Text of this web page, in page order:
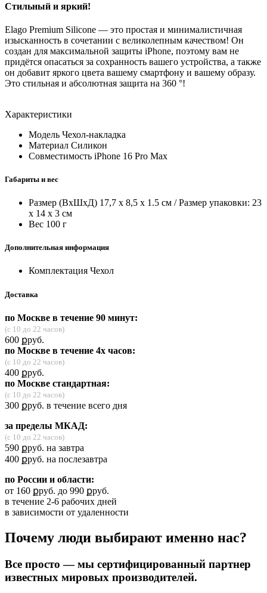
Стильный и яркий!
Elago Premium Silicone — это простая и минималистичная
изысканность в сочетании с великолепным качеством! Он
создан для максимальной защиты iPhone, поэтому вам не
придётся опасаться за сохранность вашего устройства, а также
он добавит яркого цвета вашему смартфону и вашему образу.
Это стильная и абсолютная защита на 360 °!
Характеристики
Модель Чехол-накладка
Материал Силикон
Совместимость iPhone 16 Pro Max
Габариты и вес
Размер (ВxШxД) 17,7 x 8,5 x 1.5 см / Размер упаковки: 23
x 14 x 3 см
Вес 100 г
Дополнительная информация
Комплектация Чехол
Доставка
по Москве в течение 90 минут:
(с 10 до 22 часов)
600 քруб.
по Москве в течение 4х часов:
(с 10 до 22 часов)
400 քруб.
по Москве стандартная:
(с 10 до 22 часов)
300 քруб. в течение всего дня
за пределы МКАД:
(с 10 до 22 часов)
590 քруб. на завтра
400 քруб. на послезавтра
по России и области:
от 160 քруб. до 990 քруб.
в течение 2-6 рабочих дней
в зависимости от удаленности
Почему люди выбирают именно нас?
Все просто — мы сертифицированный партнер
известных мировых производителей.